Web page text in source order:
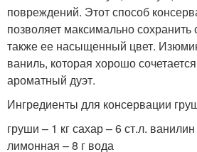
повреждений. Этот способ
позволяет максимально сохранить
также ее насыщенный цвет.
ваниль, которая хорошо
ароматный дуэт.
Ингредиенты для консервации
груши – 1 кг сахар – 6 ст.л.
лимонная – 8 г вода